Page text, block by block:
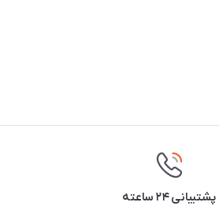
پشتیبانی ۲۴ ساعته